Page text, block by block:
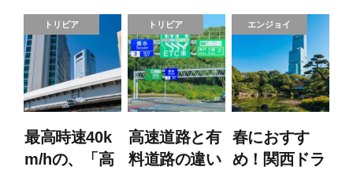
トリビア
最高時速40k
m/hの、「高
トリビア
高速道路と有
料道路の違い
エンジョイ
春におすす
め！関西ドラ